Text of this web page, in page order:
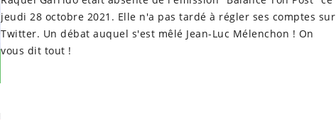
jeudi 28 octobre 2021. Elle n'a pas tardé à régler ses comptes sur
Twitter. Un débat auquel s'est mêlé Jean-Luc Mélenchon ! On
vous dit tout !